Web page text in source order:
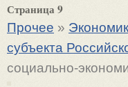
Страница 9
Прочее »
субъекта
социально-